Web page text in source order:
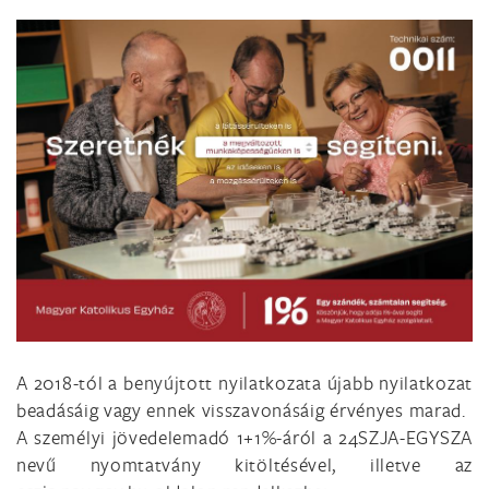
A 2018-tól a benyújtott nyilatkozata újabb nyilatkozat
beadásáig vagy ennek visszavonásáig érvényes marad.
A személyi jövedelemadó 1+1%-áról a 24SZJA-EGYSZA
nevű nyomtatvány kitöltésével, illetve az